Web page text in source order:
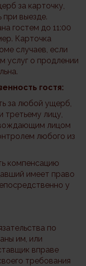
за карточку,
выезде.
гостем до 11:00
Карточка
случаев, если
услуг о продлении
гостя:
за любой ущерб,
третьему лицу,
лицом
любого из
компенсацию
имеет право
у
по
им, или
вправе
требования